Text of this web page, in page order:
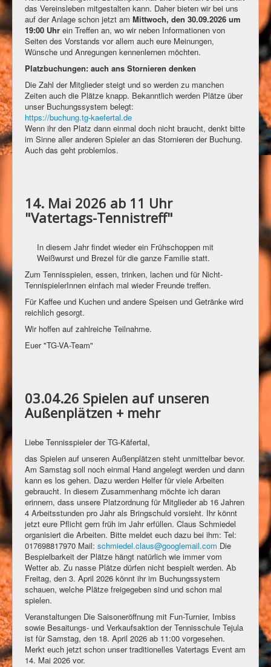
das Vereinsleben mitgestalten kann. Daher bieten wir bei uns
auf der Anlage schon jetzt am Mittwoch, den 30.09.2026 um
19:00 Uhr ein Treffen an, wo wir neben Informationen von
Seiten des Vorstands vor allem auch eure Meinungen,
Wünsche und Anregungen kennenlernen möchten.
Platzbuchungen: auch ans Stornieren denken
Die Zahl der Mitglieder steigt und so werden zu manchen
Zeiten auch die Plätze knapp. Bekanntlich werden Plätze über
unser Buchungssystem belegt:
https://buchung.tg-kaefertal.de
Wenn ihr den Platz dann einmal doch nicht braucht, denkt bitte
im Sinne aller anderen Spieler an das Stornieren der Buchung.
Auch das geht problemlos.
14. Mai 2026 ab 11 Uhr
"Vatertags-Tennistreff"
In diesem Jahr findet wieder ein Frühschoppen mit
Weißwurst und Brezel für die ganze Familie statt.
Zum Tennisspielen, essen, trinken, lachen und für Nicht-
TennispielerInnen einfach mal wieder Freunde treffen.
Für Kaffee und Kuchen und andere Speisen und Getränke wird
reichlich gesorgt.
Wir hoffen auf zahlreiche Teilnahme.
Euer "TG-VA-Team"
03.04.26 Spielen auf unseren
Außenplätzen + mehr
Liebe Tennisspieler der TG-Käfertal,
das Spielen auf unseren Außenplätzen steht unmittelbar bevor.
Am Samstag soll noch einmal Hand angelegt werden und dann
kann es los gehen. Dazu werden Helfer für viele Arbeiten
gebraucht. In diesem Zusammenhang möchte ich daran
erinnern, dass unsere Platzordnung für Mitglieder ab 16 Jahren
4 Arbeitsstunden pro Jahr als Bringschuld vorsieht. Ihr könnt
jetzt eure Pflicht gern früh im Jahr erfüllen. Claus Schmiedel
organisiert die Arbeiten. Bitte meldet euch dazu bei ihm: Tel:
017698817970 Mail: schmiedel.claus@googlemail.com Die
Bespielbarkeit der Plätze hängt natürlich wie immer vom
Wetter ab. Zu nasse Plätze dürfen nicht bespielt werden. Ab
Freitag, den 3. April 2026 könnt ihr im Buchungssystem
schauen, welche Plätze freigegeben sind und schon mal
spielen.
Veranstaltungen Die Saisoneröffnung mit Fun-Turnier, Imbiss
sowie Besaitungs- und Verkaufsaktion der Tennisschule Tejula
ist für Samstag, den 18. April 2026 ab 11:00 vorgesehen.
Merkt euch jetzt schon unser traditionelles Vatertags Event am
14. Mai 2026 vor.